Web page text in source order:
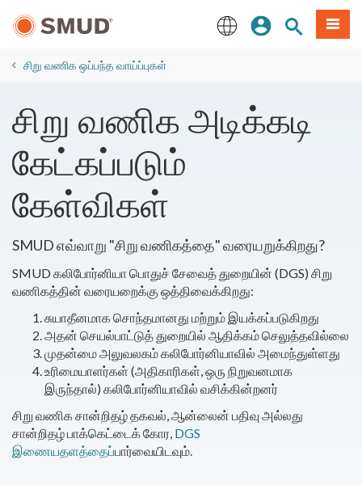
உள்ளடக்கத்திற்கு
உள்நுழையவும்
தளத் தேடல்
சிறு வணிக ஒப்பந்த வாய்ப்புகள்
சிறு வணிக அடிக்கடி
கேட்கப்படும்
கேள்விகள்
SMUD எவ்வாறு "சிறு வணிகத்தை" வரையறுக்கிறது?
SMUD கலிபோர்னியா பொதுச் சேவைத் துறையின் (DGS) சிறு
வணிகத்தின் வரையறைக்கு ஒத்திவைக்கிறது:
சுயாதீனமாக சொந்தமானது மற்றும் இயக்கப்படுகிறது
அதன் செயல்பாட்டுத் துறையில் ஆதிக்கம் செலுத்தவில்லை
முதன்மை அலுவலகம் கலிபோர்னியாவில் அமைந்துள்ளது
உரிமையாளர்கள் (அதிகாரிகள், ஒரு நிறுவனமாக
இருந்தால்) கலிபோர்னியாவில் வசிக்கின்றனர்
சிறு வணிக சான்றிதழ் தகவல், ஆன்லைன் பதிவு அல்லது
சான்றிதழ் பாக்கெட்டைக் கோர, DGS
இணையதளத்தைப்பார்வையிடவும்.